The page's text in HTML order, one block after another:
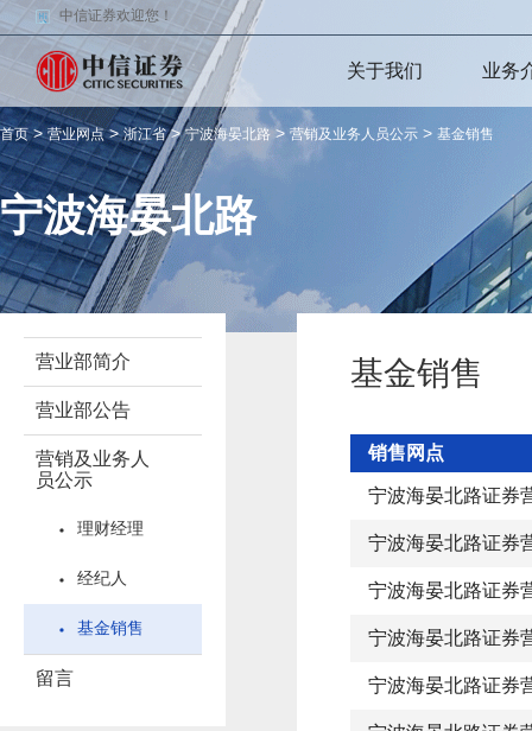
中信证券欢迎您！
关于我们 业务
首页>营业网点>浙江省>宁波海晏北路> 营销及业务人员公示 > 基金销售
宁波海晏北路
营业部简介
营业部公告
营销及业务人
员公示
理财经理
经纪人
基金销售
留言
基金销售
销售网点
宁波海晏北路证券
宁波海晏北路证券
宁波海晏北路证券
宁波海晏北路证券
宁波海晏北路证券